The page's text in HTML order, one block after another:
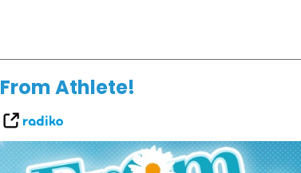
From Athlete!